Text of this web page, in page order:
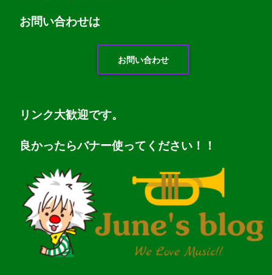
お問い合わせは
お問い合わせ
リンク大歓迎です。
良かったらバナー使ってください！！